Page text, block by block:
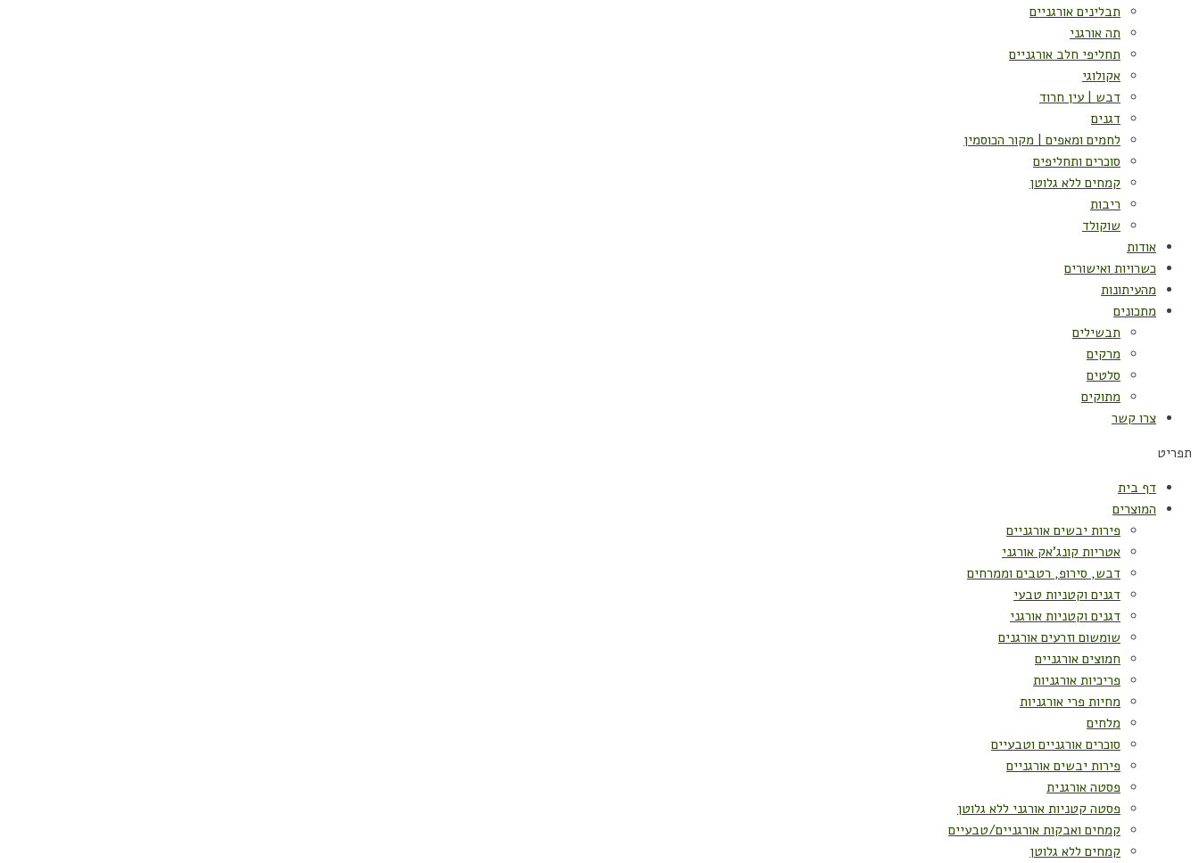
תבלינים אורגניים
תה אורגני
תחליפי חלב אורגניים
אקולוגי
דבש | עין חרוד
דגנים
לחמים ומאפים | מקור הכוסמין
סוכרים ותחליפים
קמחים ללא גלוטן
ריבות
שוקולד
אודות
כשרויות ואישורים
מהעיתונות
מתכונים
תבשילים
מרקים
סלטים
מתוקים
צרו קשר
תפריט
דף בית
המוצרים
פירות יבשים אורגניים
אטריות קונג'אק אורגני
דבש, סירופ, רטבים וממרחים
דגנים וקטניות טבעי
דגנים וקטניות אורגני
שומשום וזרעים אורגנים
חמוצים אורגניים
פריכיות אורגניות
מחיות פרי אורגניות
מלחים
סוכרים אורגניים וטבעיים
פירות יבשים אורגניים
פסטה אורגנית
פסטה קטניות אורגני ללא גלוטן
קמחים ואבקות אורגניים/טבעיים
קמחים ללא גלוטן